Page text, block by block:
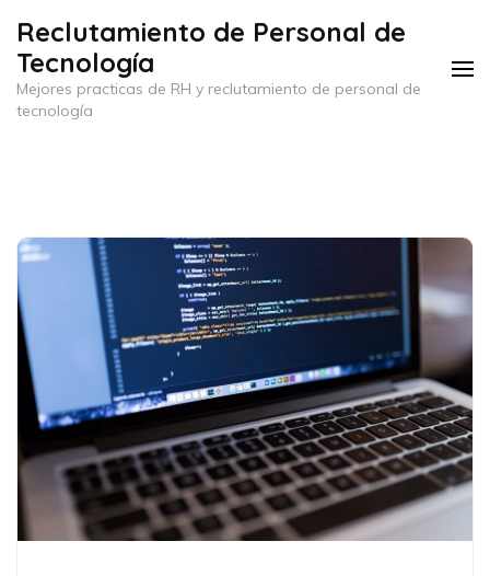
contenido
(presiona
Reclutamiento de Personal de
Tecnología
Mejores practicas de RH y reclutamiento de personal de
tecnología